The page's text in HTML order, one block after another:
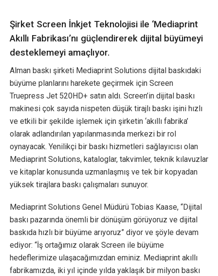
Şirket Screen İnkjet Teknolojisi ile ‘Mediaprint
Akıllı Fabrikası’nı güçlendirerek dijital büyümeyi
desteklemeyi amaçlıyor.
Alman baskı şirketi Mediaprint Solutions dijital baskıdaki
büyüme planlarını harekete geçirmek için Screen
Truepress Jet 520HD+ satın aldı. Screen’in dijital baskı
makinesi çok sayıda nispeten düşük tirajlı baskı işini hızlı
ve etkili bir şekilde işlemek için şirketin ‘akıllı fabrika’
olarak adlandırılan yapılanmasında merkezi bir rol
oynayacak. Yenilikçi bir baskı hizmetleri sağlayıcısı olan
Mediaprint Solutions, kataloglar, takvimler, teknik kılavuzlar
ve kitaplar konusunda uzmanlaşmış ve tek bir kopyadan
yüksek tirajlara baskı çalışmaları sunuyor.
Mediaprint Solutions Genel Müdürü Tobias Kaase, “Dijital
baskı pazarında önemli bir dönüşüm görüyoruz ve dijital
baskıda hızlı bir büyüme arıyoruz” diyor ve şöyle devam
ediyor: “İş ortağımız olarak Screen ile büyüme
hedeflerimize ulaşacağımızdan eminiz. Mediaprint akıllı
fabrikamızda, iki yıl içinde yılda yaklaşık bir milyon baskı